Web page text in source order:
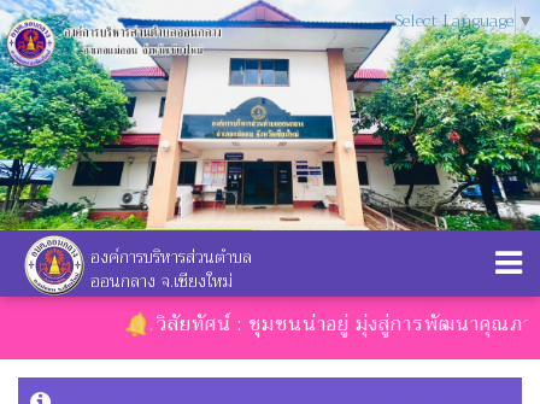
Select Language ▼
องค์การบริหารส่วนตำบล
ออนกลาง จ.เชียงใหม่
วิสัยทัศน์ : ชุมชนน่าอยู่ มุ่งสู่การพัฒนาคุณภา